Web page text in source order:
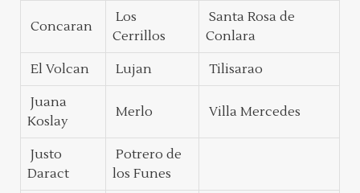
Concaran
Los
Cerrillos
Santa Rosa de
Conlara
El Volcan Lujan Tilisarao
Juana
Koslay
Merlo Villa Mercedes
Justo
Daract
Potrero de
los Funes